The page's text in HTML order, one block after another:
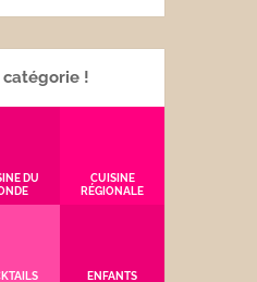
catégorie !
DU
CUISINE
RÉGIONALE
ENFANTS